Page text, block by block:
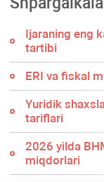
Ijaraning eng
tartibi
ERI va fiskal
Yuridik
tariflari
2026 yilda
miqdorlari